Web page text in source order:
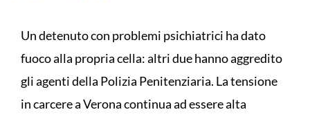
Un detenuto con problemi psichiatrici ha dato
fuoco alla propria cella: altri due hanno aggredito
gli agenti della Polizia Penitenziaria. La tensione
in carcere a Verona continua ad essere alta